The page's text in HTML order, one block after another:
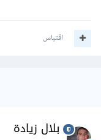
اقتباس
بلال زيادة